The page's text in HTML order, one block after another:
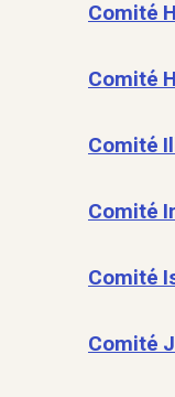
Comité
Comité
Comité
Comité
Comité
Comité